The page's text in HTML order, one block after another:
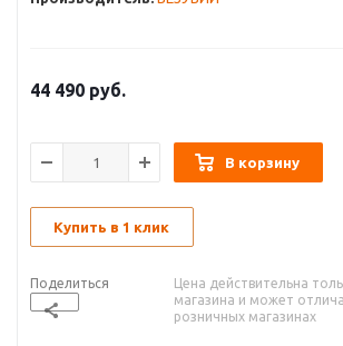
44 490 руб.
В корзину
Купить в 1 клик
Поделиться
Цена действительна
магазина и может
розничных магазинах